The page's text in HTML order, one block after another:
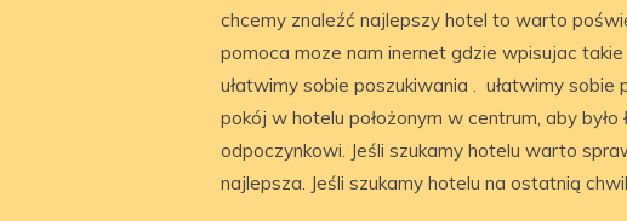
chcemy znaleźć najlepszy hotel to warto
pomoca moze nam inernet gdzie wpisujac takie
ułatwimy sobie poszukiwania . ułatwimy
pokój w hotelu położonym w centrum, aby
odpoczynkowi. Jeśli szukamy hotelu warto
najlepsza. Jeśli szukamy hotelu na ostatnią